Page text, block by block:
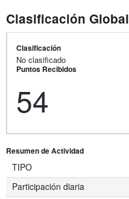
Clasificación Global
Clasificación
No clasificado
Puntos Recibidos
54
Resumen de Actividad
TIPO
Participación diaria